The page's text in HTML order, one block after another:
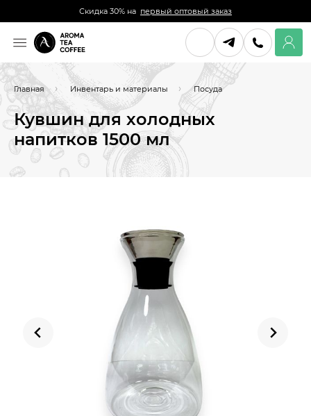
Скидка 30% на первый оптовый заказ
Главная Инвентарь и материалы Посуда
Кувшин для холодных
напитков 1500 мл